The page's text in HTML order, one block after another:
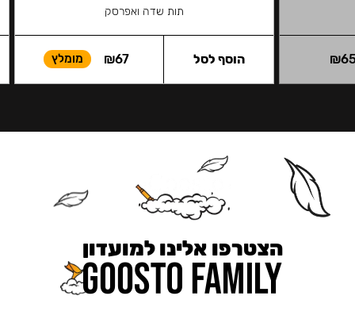
₪
תות שדה ואפרסק
₪67 מומלץ הוסף לסל
הצטרפו אלינו למועדון